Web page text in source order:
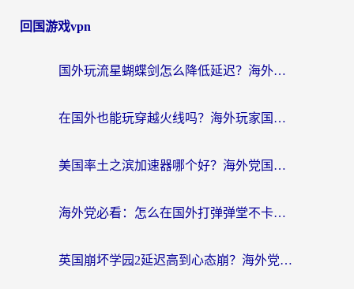
回国游戏vpn
国外玩流星蝴蝶剑怎么降低延迟？海外党必看的加速秘籍（含欧洲鸣潮&彩虹岛优化攻略）
在国外也能玩穿越火线吗？海外玩家国服游戏畅玩终极指南
美国率土之滨加速器哪个好？海外党国服游戏畅玩终极指南（附多游戏解决方案）
海外党必看：怎么在国外打弹弹堂不卡？番茄加速器亲测指南
英国崩坏学园2延迟高到心态崩？海外党国服游戏加速终极指南